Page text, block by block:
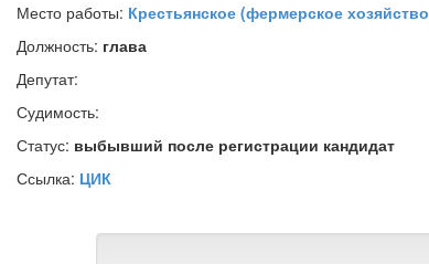
Место работы: Крестьянское (фермерское хозяйство
Должность: глава
Депутат:
Судимость:
Статус: выбывший после регистрации кандидат
Ссылка: ЦИК